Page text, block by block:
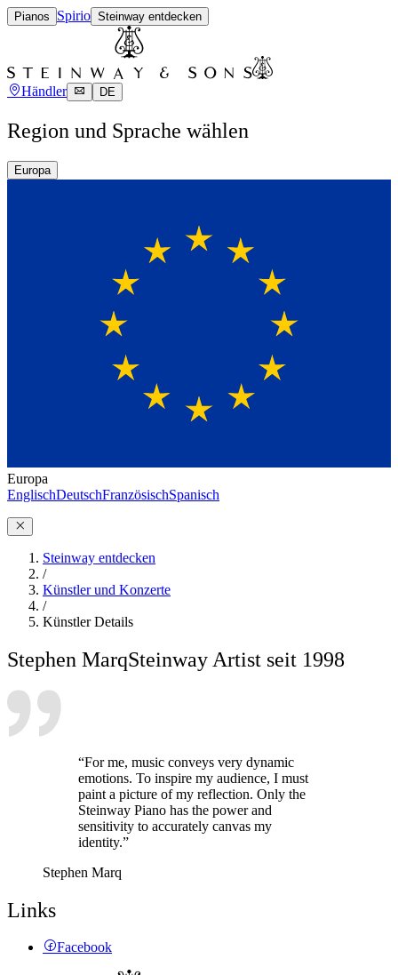
Pianos Spirio Steinway entdecken
Händler DE
Region und Sprache wählen
Europa
Europa
EnglischDeutschFranzösischSpanisch
Steinway entdecken
/
Künstler und Konzerte
/
Künstler Details
Stephen MarqSteinway Artist seit 1998
“For me, music conveys very dynamic
emotions. To inspire my audience, I must
paint a picture of my reflection. Only the
Steinway Piano has the power and
sensitivity to accurately canvas my
identity.”
Stephen Marq
Links
Facebook